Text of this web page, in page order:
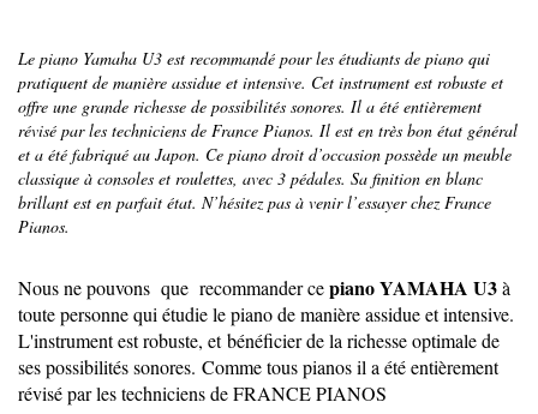
Le piano Yamaha U3 est recommandé pour les étudiants de piano qui
pratiquent de manière assidue et intensive. Cet instrument est robuste et
offre une grande richesse de possibilités sonores. Il a été entièrement
révisé par les techniciens de France Pianos. Il est en très bon état général
et a été fabriqué au Japon. Ce piano droit d’occasion possède un meuble
classique à consoles et roulettes, avec 3 pédales. Sa finition en blanc
brillant est en parfait état. N’hésitez pas à venir l’essayer chez France
Pianos.
Nous ne pouvons que recommander cepiano YAMAHA U3à
toute personne qui étudie le piano de manière assidue et intensive.
L'instrument est robuste, et bénéficier de la richesse optimale de
ses possibilités sonores. Comme tous pianos il a été entièrement
révisé par les techniciens de FRANCE PIANOS